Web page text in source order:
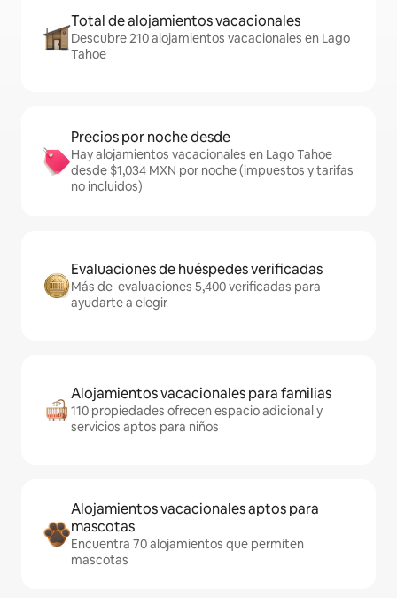
Total de alojamientos vacacionales
Descubre 210 alojamientos vacacionales en Lago
Tahoe
Precios por noche desde
Hay alojamientos vacacionales en Lago Tahoe
desde $1,034 MXN por noche (impuestos y tarifas
no incluidos)
Evaluaciones de huéspedes verificadas
Más de evaluaciones 5,400 verificadas para
ayudarte a elegir
Alojamientos vacacionales para familias
110 propiedades ofrecen espacio adicional y
servicios aptos para niños
Alojamientos vacacionales aptos para
mascotas
Encuentra 70 alojamientos que permiten
mascotas